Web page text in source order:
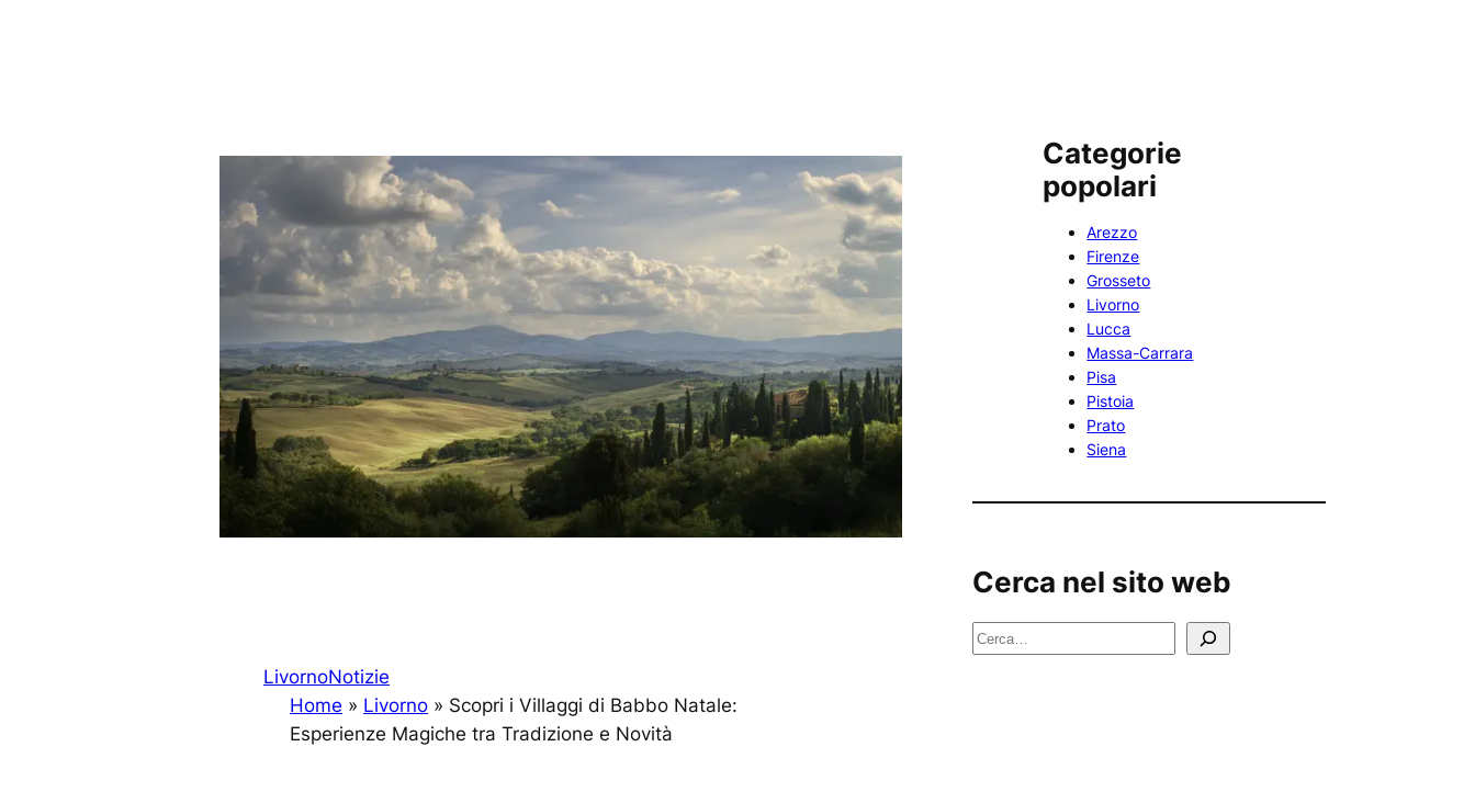
LivornoNotizie
Home » Livorno » Scopri i Villaggi di Babbo Natale:
Esperienze Magiche tra Tradizione e Novità
Categorie
popolari
Arezzo
Firenze
Grosseto
Livorno
Lucca
Massa-Carrara
Pisa
Pistoia
Prato
Siena
Cerca nel sito web
C